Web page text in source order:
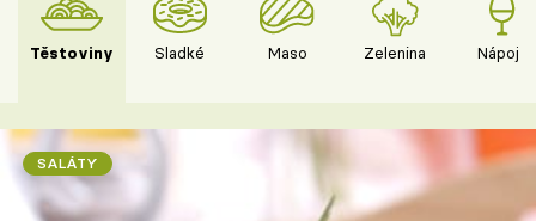
Těstoviny Sladké Maso Zelenina Nápoje
SALÁTY